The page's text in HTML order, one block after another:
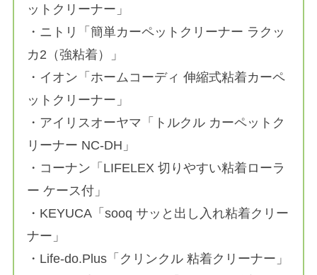
ットクリーナー」
・ニトリ「簡単カーペットクリーナー ラクッ
カ2（強粘着）」
・イオン「ホームコーディ 伸縮式粘着カーペ
ットクリーナー」
・アイリスオーヤマ「トルクル カーペットク
リーナー NC-DH」
・コーナン「LIFELEX 切りやすい粘着ローラ
ー ケース付」
・KEYUCA「sooq サッと出し入れ粘着クリー
ナー」
・Life-do.Plus「クリンクル 粘着クリーナー」